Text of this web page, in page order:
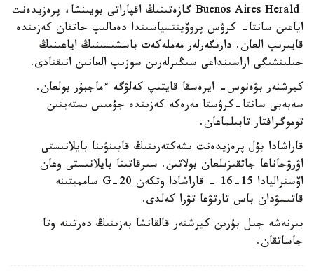
Buenos Aires Herald گازەتىنىڭ اقپاراتى بويىنشا، پرەزيدەنت
اياعىن سانتا- كرۋس پروۆينتسياسىندا دەمالىپ جاتقان كەزىندە
قايىرىپ العان. دارىگەرلەر مەملەكەت باسشىسىنىڭ اياعىنىڭ
جىلىنشىگى اراسىنداعى سىڭىرلەرىن سوزىپ العانىن انىقتادى.
كيرشنەر بۋەنوس- ايرەسقا قايتىپ كەلۋگە ءماجبۇر بولعان.
سەبەبى سانتا-كرۋستا مەرەكە كەزىندە جۇمىس ىستەيتىن
توموگرافتار تابىلماعان.
قاراشادا بۇل پرەزيدەنت ىشەكتەرىنىڭ قابىنۋىنا بايلانىستى
اۋرۋحاناعا جاتقىزىلعان بولاتىن. سىرقاتىنا بايلانىستى وعان
اۆستراليادا 15-16 - قاراشادا وتكەن G-20 سامميتىنە
قاتىسۋدان باس تارتۋعا تۋرا كەلدى.
بىرنەشە جىل بۇرىن كيرشنەر قالقانشا بەزىنىڭ دەرتىنە وتا
جاساتقان.